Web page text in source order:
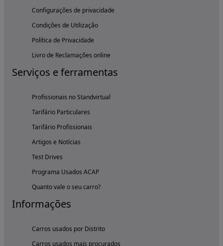
Configurações de privacidade
Condições de Utilização
Política de Privacidade
Livro de Reclamações online
Serviços e ferramentas
Profissionais no Standvirtual
Tarifário Particulares
Tarifário Profissionais
Artigos e Notícias
Test Drives
Programa Usados ACAP
Quanto vale o seu carro?
Informações
Carros usados por Distrito
Carros usados mais procurados